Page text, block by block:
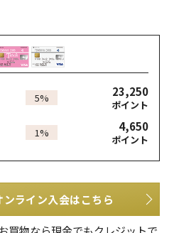
5% 23,250
ポイント
1% 4,650
ポイント
ライン入会はこちら